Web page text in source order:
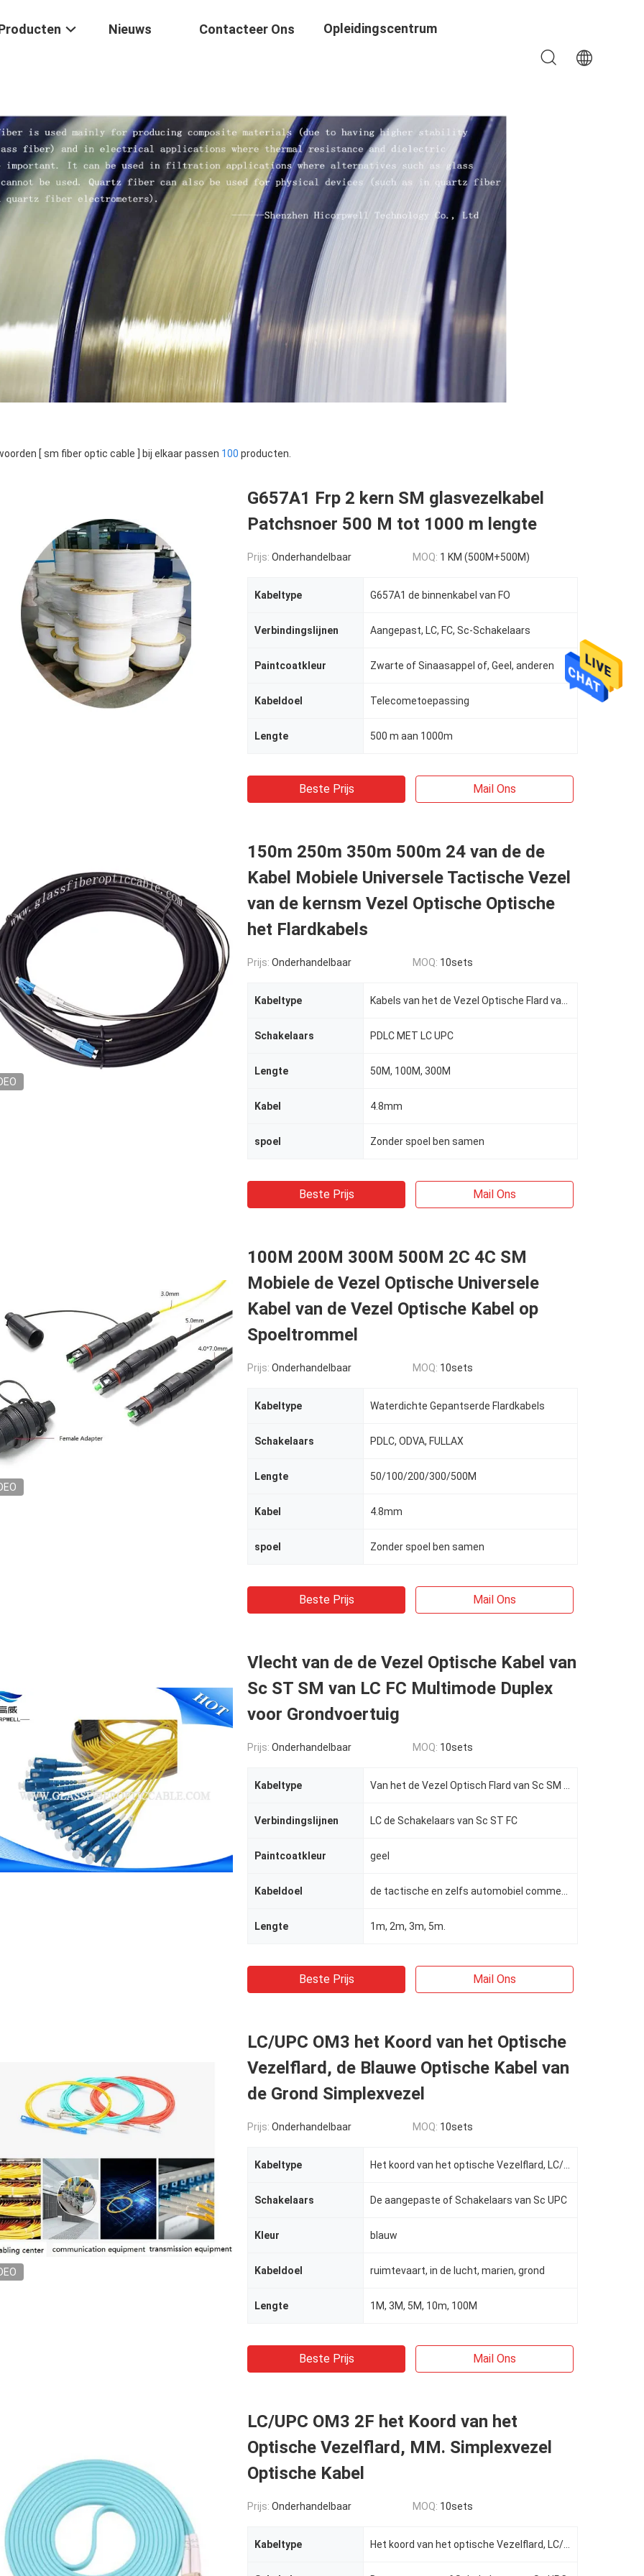
Nieuws Contacteer Ons Opleidingscentrum
[ sm fiber optic cable ] bij elkaar passen 100 producten.
G657A1 Frp 2 kern SM glasvezelkabel
Patchsnoer 500 M tot 1000 m lengte
Prijs: Onderhandelbaar MOQ: 1 KM (500M+500M)
Kabeltype G657A1 de binnenkabel van FO
Verbindingslijnen Aangepast, LC, FC, Sc-Schakelaars
Paintcoatkleur Zwarte of Sinaasappel of, Geel, anderen
Kabeldoel Telecometoepassing
Lengte 500 m aan 1000m
Beste Prijs Mail Ons
150m 250m 350m 500m 24 van de de
Kabel Mobiele Universele Tactische Vezel
van de kernsm Vezel Optische Optische
het Flardkabels
Prijs: Onderhandelbaar MOQ: 10sets
Kabeltype
Schakelaars PDLC MET LC UPC
Lengte 50M, 100M, 300M
Kabel 4.8mm
spoel Zonder spoel ben samen
Beste Prijs Mail Ons
100M 200M 300M 500M 2C 4C SM
Mobiele de Vezel Optische Universele
Kabel van de Vezel Optische Kabel op
Spoeltrommel
Prijs: Onderhandelbaar MOQ: 10sets
Kabeltype Waterdichte Gepantserde Flardkabels
Schakelaars PDLC, ODVA, FULLAX
Lengte 50/100/200/300/500M
Kabel 4.8mm
spoel Zonder spoel ben samen
Beste Prijs Mail Ons
Vlecht van de de Vezel Optische Kabel van
Sc ST SM van LC FC Multimode Duplex
voor Grondvoertuig
Prijs: Onderhandelbaar MOQ: 10sets
Kabeltype
Verbindingslijnen LC de Schakelaars van Sc ST FC
Paintcoatkleur geel
Kabeldoel
Lengte 1m, 2m, 3m, 5m.
Beste Prijs Mail Ons
LC/UPC OM3 het Koord van het Optische
Vezelflard, de Blauwe Optische Kabel van
de Grond Simplexvezel
Prijs: Onderhandelbaar MOQ: 10sets
Kabeltype
Schakelaars De aangepaste of Schakelaars van Sc UPC
Kleur blauw
Kabeldoel ruimtevaart, in de lucht, marien, grond
Lengte 1M, 3M, 5M, 10m, 100M
Beste Prijs Mail Ons
LC/UPC OM3 2F het Koord van het
Optische Vezelflard, MM. Simplexvezel
Optische Kabel
Prijs: Onderhandelbaar MOQ: 10sets
Kabeltype